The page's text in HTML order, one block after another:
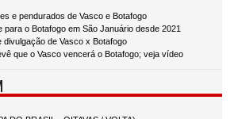
e pendurados de Vasco e Botafogo
para o Botafogo em São Januário desde 2021
divulgação de Vasco x Botafogo
que o Vasco vencerá o Botafogo; veja vídeo